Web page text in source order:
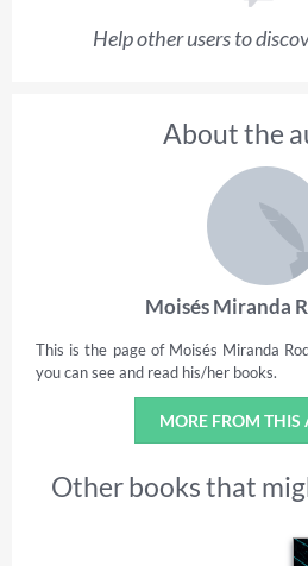
Help other users to
About the
Moisés Miranda
This is the page of Moisés Miranda
you can see and read his/her books.
MORE FROM THIS
Other books that